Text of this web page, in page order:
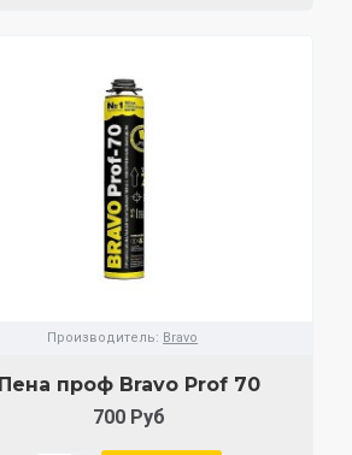
Производитель: Bravo
Пена проф Bravo Prof 70
700 Руб